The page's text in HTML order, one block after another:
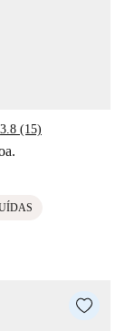
3.8 (15)